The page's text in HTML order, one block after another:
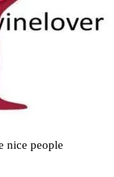
nice people